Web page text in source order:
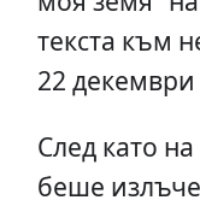
текста към
22 декември
След като
беше